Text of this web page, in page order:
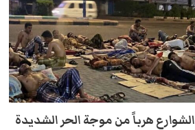
هرباً من موجة الحر الشديدة